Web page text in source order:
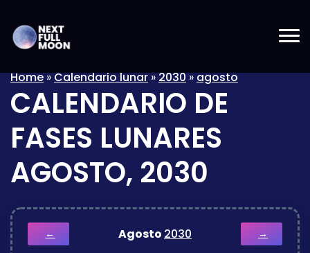
Home»Calendario lunar»2030»agosto
CALENDARIO DE
FASES LUNARES
AGOSTO, 2030
← Agosto 2030 →